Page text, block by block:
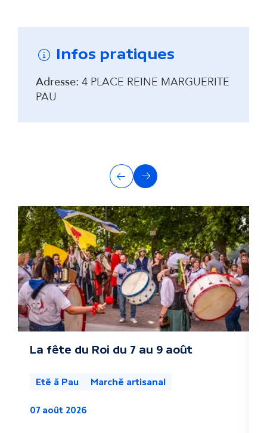
Infos pratiques
Adresse: 4 PLACE REINE MARGUERITE
PAU
u
t
r
e
s
a
PrécédentSuivant
La fête du Roi du 7 au 9 août
Eté à Pau Marché artisanal
07 août 2026